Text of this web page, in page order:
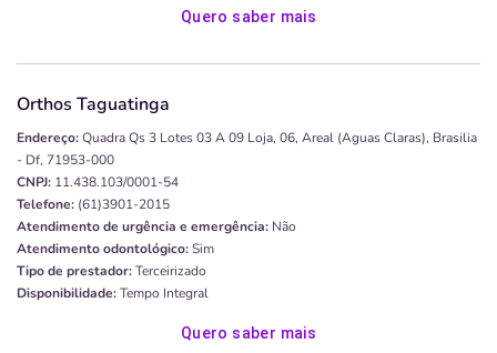
Quero saber mais
Orthos Taguatinga
Endereço:Quadra Qs 3 Lotes 03 A 09 Loja, 06, Areal (aguas Claras), Brasilia
- Df, 71953-000
CNPJ: 11.438.103/0001-54
Telefone: (61)3901-2015
Atendimento de urgência e emergência: Não
Atendimento odontológico:Sim
Tipo de prestador:Terceirizado
Disponibilidade:Tempo Integral
Quero saber mais